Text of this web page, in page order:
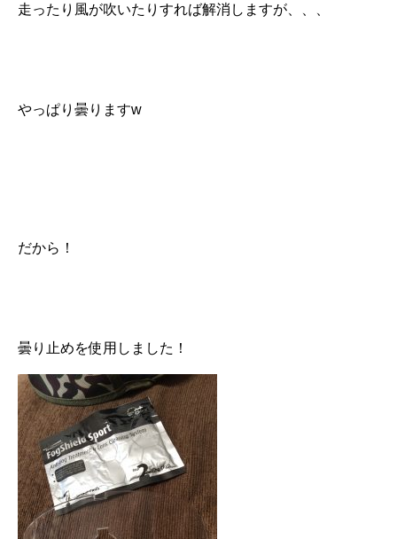
走ったり風が吹いたりすれば解消しますが、、、
やっぱり曇りますw
だから！
曇り止めを使用しました！